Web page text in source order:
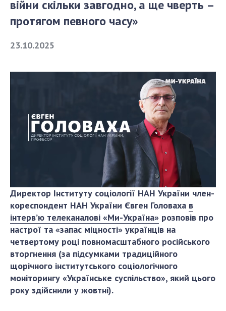
СТРУКТУРА
Апарат Президії
Секція фізико-технічних і математичних
Секція хімічних і біологічних наук
Секція суспільних і гуманітарних наук
Установи при Президії
Ради, комітети та комісії
Наукові центри МОН та НАН України
Громадські організації
ДІЯЛЬНІСТЬ
Засідання Президії НАН України
Сесії Загальних зборів НАН України
Річні звіти НАН України
війни скільки завгодно, а ще чверть –
протягом певного часу»
23.10.2025
Директор Інституту соціології НАН України член-
кореспондент НАН України Євген Головаха в
інтерв’ю телеканалові «Ми-Україна» розповів про
настрої та «запас міцності» українців на
четвертому році повномасштабного російського
вторгнення (за підсумками традиційного
щорічного інститутського соціологічного
моніторингу «Українське суспільство», який цього
року здійснили у жовтні).